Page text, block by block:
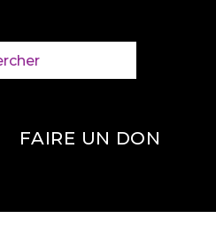
FAIRE UN DON